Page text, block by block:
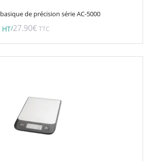
de précision série AC-5000
HT/27.90€ TTC